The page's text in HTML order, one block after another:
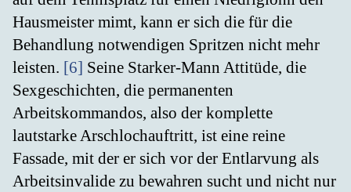
Hausmeister mimt, kann er sich die für die
Behandlung notwendigen Spritzen nicht mehr
leisten. [6] Seine Starker-Mann Attitüde, die
Sexgeschichten, die permanenten
Arbeitskommandos, also der komplette
lautstarke Arschlochauftritt, ist eine reine
Fassade, mit der er sich vor der Entlarvung als
Arbeitsinvalide zu bewahren sucht und nicht nur